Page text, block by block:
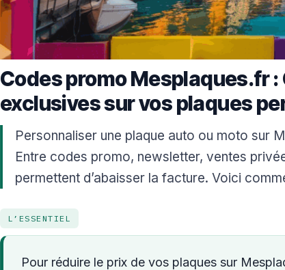
Codes promo Mesplaques.fr
exclusives sur vos plaques
Personnaliser une plaque auto ou moto sur
Entre codes promo, newsletter, ventes
permettent d’abaisser la facture. Voici
L’ESSENTIEL
Pour réduire le prix de vos plaques sur